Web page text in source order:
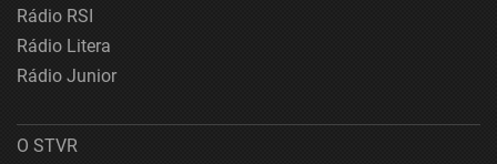
Rádio RSI
Rádio Litera
Rádio Junior
O STVR